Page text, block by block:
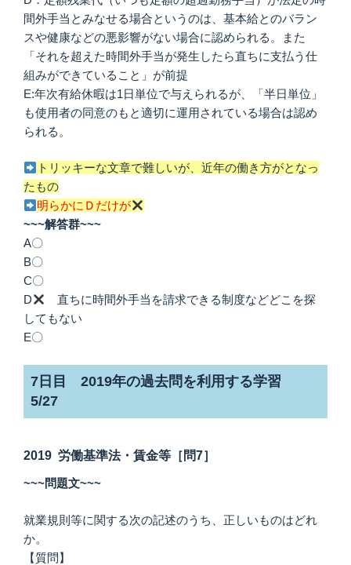
間外手当とみなせる場合というのは、基本給とのバラン
スや健康などの悪影響がない場合に認められる。また
「それを超えた時間外手当が発生したら直ちに支払う仕
組みができていること」が前提
E:年次有給休暇は1日単位で与えられるが、「半日単位」
も使用者の同意のもと適切に運用されている場合は認め
られる。
トリッキーな文章で難しいが、近年の働き方がとなっ
たもの
明らかにＤだけが
~~~解答群~~~
A〇
B〇
C〇
D
直ちに時間外手当を請求できる制度などどこを探
してもない
E〇
7日目 2019年の過去問を利用する学習
5/27
2019 労働基準法・賃金等［問7］
~~~問題文~~~
就業規則等に関する次の記述のうち、正しいものはどれ
か。
【質問】